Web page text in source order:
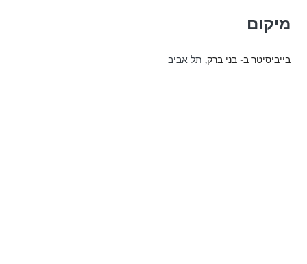
מיקום
בייביסיטר ב- בני ברק, תל אביב